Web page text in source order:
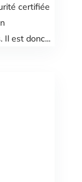
certifiée
Il est donc...